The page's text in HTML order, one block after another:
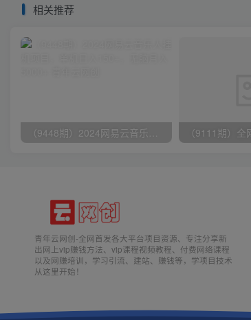
相关推荐
（9448期）2024网易云音乐人挂机项目，单机日入150+，无脑月入5000+
青年云网创-全网首发各大平台项目资源、专注分享新
出网上vip赚钱方法、vip课程视频教程、付费网络课程
以及网赚培训，学习引流、建站、赚钱等，学项目技术
从这里开始！